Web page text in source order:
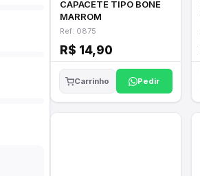
CAPACETE TIPO BONE
MARROM
Ref: 0875
R$ 14,90
Carrinho Pedir